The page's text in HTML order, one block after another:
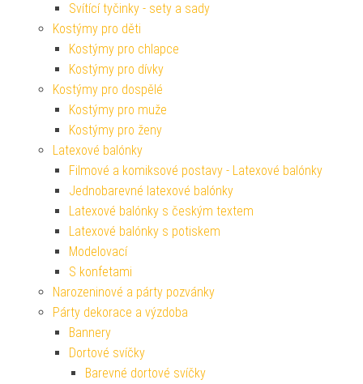
Svítící tyčinky - sety a sady
Kostýmy pro děti
Kostýmy pro chlapce
Kostýmy pro dívky
Kostýmy pro dospělé
Kostýmy pro muže
Kostýmy pro ženy
Latexové balónky
Filmové a komiksové postavy - Latexové balónky
Jednobarevné latexové balónky
Latexové balónky s českým textem
Latexové balónky s potiskem
Modelovací
S konfetami
Narozeninové a párty pozvánky
Párty dekorace a výzdoba
Bannery
Dortové svíčky
Barevné dortové svíčky